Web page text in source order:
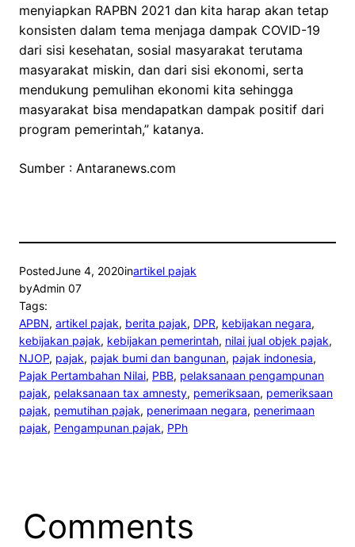
menyiapkan RAPBN 2021 dan kita harap akan tetap
konsisten dalam tema menjaga dampak COVID-19
dari sisi kesehatan, sosial masyarakat terutama
masyarakat miskin, dan dari sisi ekonomi, serta
mendukung pemulihan ekonomi kita sehingga
masyarakat bisa mendapatkan dampak positif dari
program pemerintah,” katanya.
Sumber : Antaranews.com
PostedJune 4, 2020inartikel pajak
byAdmin 07
Tags:
APBN, artikel pajak, berita pajak, DPR, kebijakan negara
kebijakan pajak, kebijakan pemerintah, nilai jual objek pajak
NJOP, pajak, pajak bumi dan bangunan, pajak indonesia
Pajak Pertambahan Nilai, PBB, pelaksanaan pengampunan
pajak, pelaksanaan tax amnesty, pemeriksaan, pemeriksaan
pajak, pemutihan pajak, penerimaan negara, penerimaan
pajak, Pengampunan pajak, PPh
Comments